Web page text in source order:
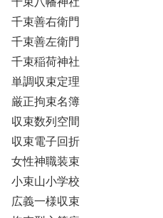
千束善右衛門
千束善左衛門
千束稲荷神社
単調収束定理
厳正拘束名簿
収束数列空間
収束電子回折
女性神職装束
小束山小学校
広義一様収束